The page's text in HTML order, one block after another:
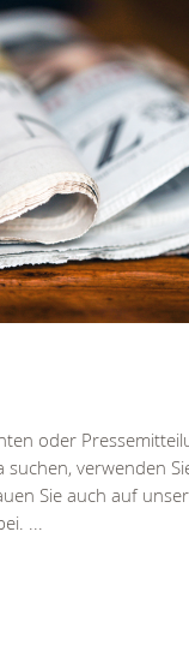
oder
suchen, verwenden
Sie auch auf
...